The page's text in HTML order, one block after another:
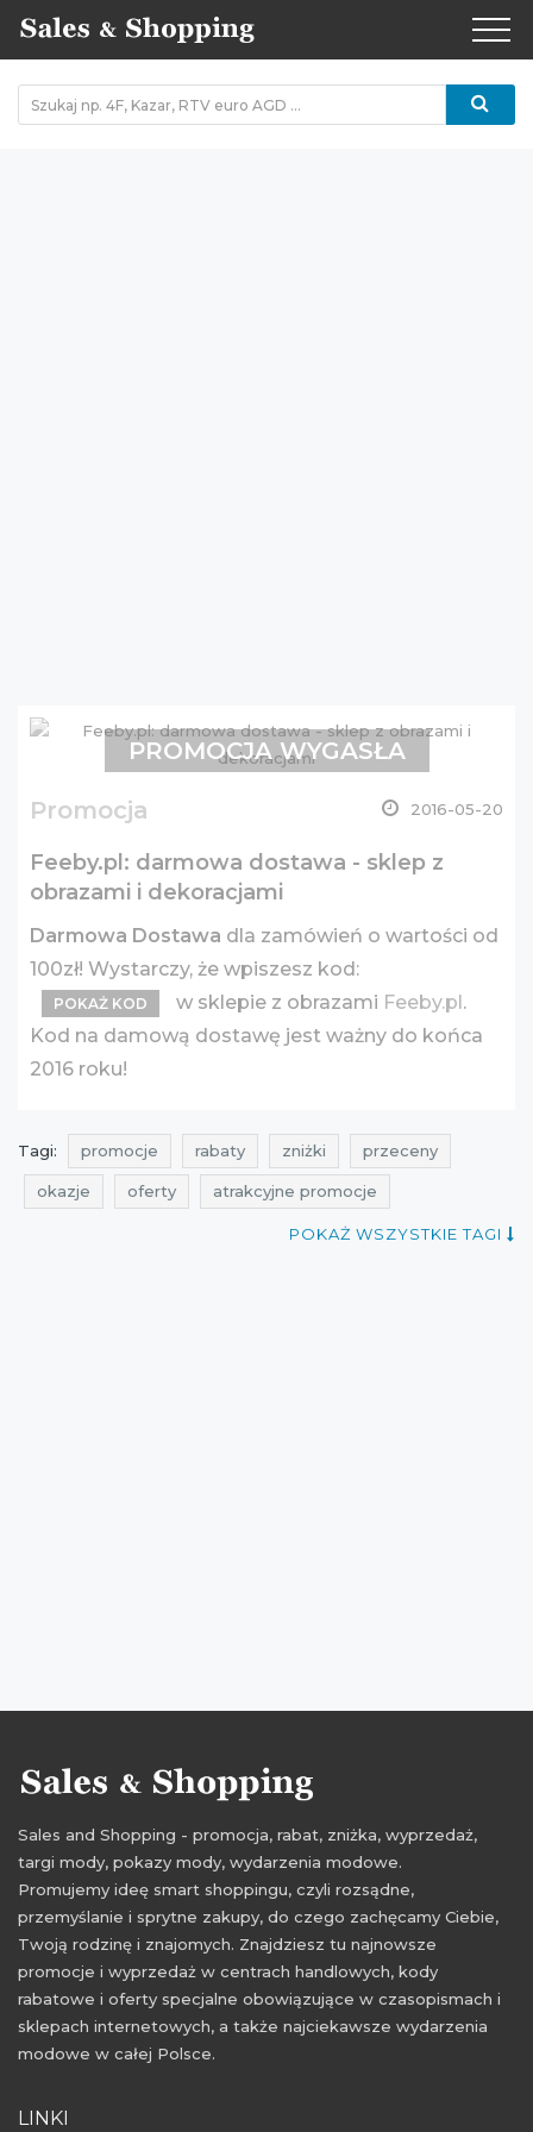
Promocja 2016-05-20
Feeby.pl: darmowa dostawa - sklep z
obrazami i dekoracjami
Darmowa Dostawa dla zamówień o wartości od
100zł! Wystarczy, że wpiszesz kod:
POKAŻ KOD w sklepie z obrazami Feeby.pl.
Kod na damową dostawę jest ważny do końca
2016 roku!
PROMOCJA WYGASŁA
Tagi: promocje rabaty zniżki przeceny
okazje oferty atrakcyjne promocje
promocje maj rabaty maj
POKAŻ WSZYSTKIE TAGI
Sales and Shopping - promocja, rabat, zniżka, wyprzedaż,
targi mody, pokazy mody, wydarzenia modowe.
Promujemy ideę smart shoppingu, czyli rozsądne,
przemyślanie i sprytne zakupy, do czego zachęcamy Ciebie,
Twoją rodzinę i znajomych. Znajdziesz tu najnowsze
promocje i wyprzedaż w centrach handlowych, kody
rabatowe i oferty specjalne obowiązujące w czasopismach i
sklepach internetowych, a także najciekawsze wydarzenia
modowe w całej Polsce.
LINKI